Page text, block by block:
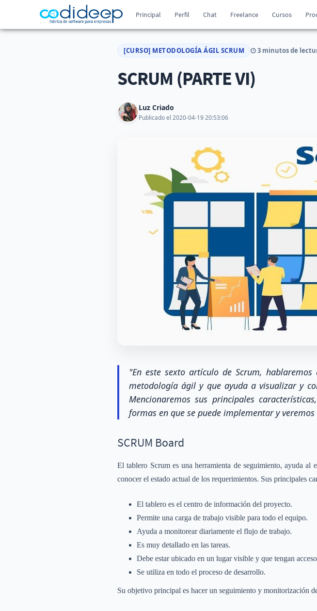
Principal Perfil Chat Freelance Cursos
[CURSO] METODOLOGÍA ÁGIL SCRUM 3 minutos de
SCRUM (PARTE VI)
Luz Criado
Publicado el 2020-04-19 20:53:06
"En este sexto artículo de Scrum,
metodología ágil y que ayuda a visualizar y
Mencionaremos sus principales
formas en que se puede implementar y
SCRUM Board
El tablero Scrum es una herramienta de seguimiento, ayuda
conocer el estado actual de los requerimientos. Sus principales
El tablero es el centro de información del proyecto.
Permite una carga de trabajo visible para todo el equipo.
Ayuda a monitorear diariamente el flujo de trabajo.
Es muy detallado en las tareas.
Debe estar ubicado en un lugar visible y que tengan
Se utiliza en todo el proceso de desarrollo.
Su objetivo principal es hacer un seguimiento y monitorización